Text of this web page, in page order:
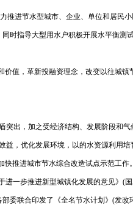
推进节水型城市、企业、单位和居民
时指导大型用水户积极开展水平衡测
价值，革新投融资理念，改变以往城
出，加之受经济结构、发展阶段和
，优化发展环境，以的水资源利用培
推进城市节水综合改造试点示范工
一步推进新型城镇化发展的意见》(
委联合印发了《全名节水计划》(发改